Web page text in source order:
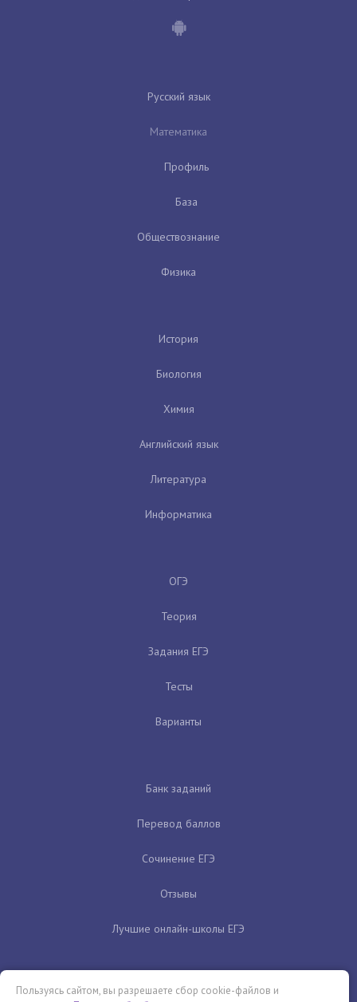
Русский язык
Математика
Профиль
База
Обществознание
Физика
История
Биология
Химия
Английский язык
Литература
Информатика
ОГЭ
Теория
Задания ЕГЭ
Тесты
Варианты
Банк заданий
Перевод баллов
Сочинение ЕГЭ
Отзывы
Лучшие онлайн-школы ЕГЭ
Пользуясь сайтом, вы разрешаете сбор cookie-файлов и